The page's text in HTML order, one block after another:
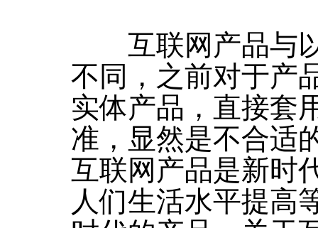
互联网产品与以
不同，之前对于产
实体产品，直接套
准，显然是不合适
互联网产品是新时
人们生活水平提高